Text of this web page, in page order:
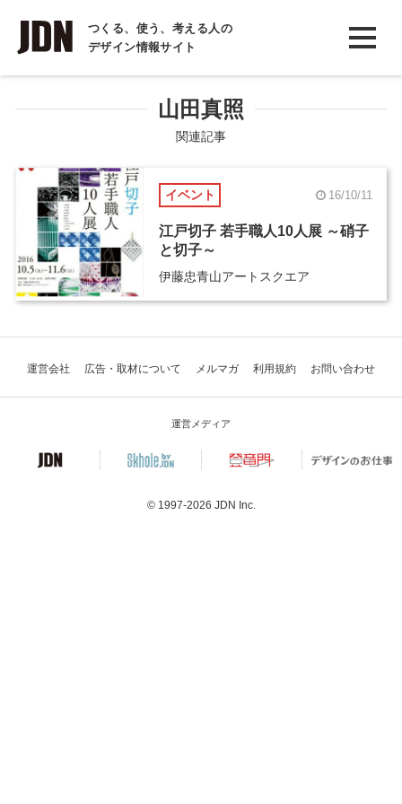
つくる、使う、考える人の
デザイン情報サイト
INTERVIEW
インタビュー
COLUMN
コラム
山田真照
関連記事
イベント 16/10/11
江戸切子 若手職人10人展 ～硝子
と切子～
伊藤忠青山アートスクエア
運営会社 広告・取材について メルマガ 利用規約 お問い合わせ
運営メディア
© 1997-2026 JDN Inc.